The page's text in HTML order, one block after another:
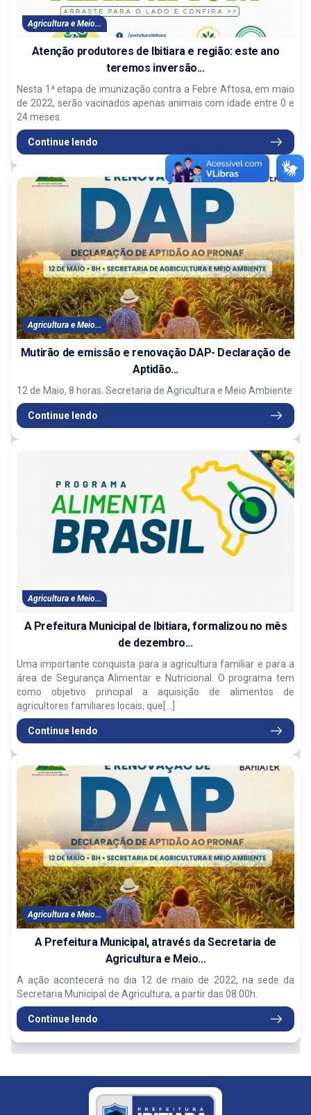
Agricultura e Meio...
Atenção produtores de Ibitiara e região: este ano
teremos inversão...
Nesta 1ª etapa de imunização contra a Febre Aftosa, em maio
de 2022, serão vacinados apenas animais com idade entre 0 e
24 meses.
Continue lendo
Agricultura e Meio...
Mutirão de emissão e renovação DAP- Declaração de
Aptidão...
12 de Maio, 8 horas. Secretaria de Agricultura e Meio Ambiente
Continue lendo
Agricultura e Meio...
A Prefeitura Municipal de Ibitiara, formalizou no mês
de dezembro...
Uma importante conquista para a agricultura familiar e para a
área de Segurança Alimentar e Nutricional. O programa tem
como objetivo principal a aquisição de alimentos de
agricultores familiares locais, que[...]
Continue lendo
Agricultura e Meio...
A Prefeitura Municipal, através da Secretaria de
Agricultura e Meio...
A ação acontecerá no dia 12 de maio de 2022, na sede da
Secretaria Municipal de Agricultura, a partir das 08:00h.
Continue lendo